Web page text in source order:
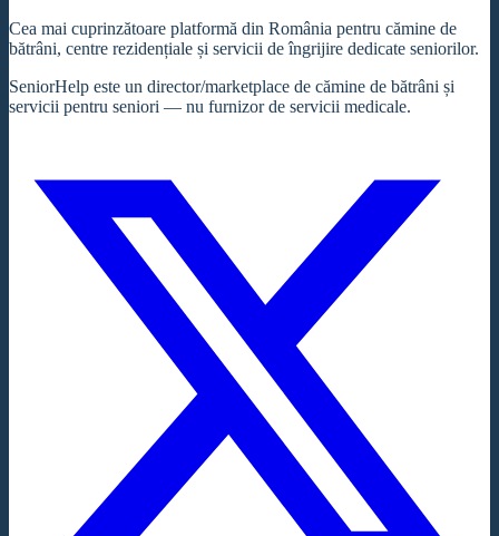
Cea mai cuprinzătoare platformă din România pentru cămine de
bătrâni, centre rezidențiale și servicii de îngrijire dedicate seniorilor.
SeniorHelp este un director/marketplace de cămine de bătrâni și
servicii pentru seniori — nu furnizor de servicii medicale.